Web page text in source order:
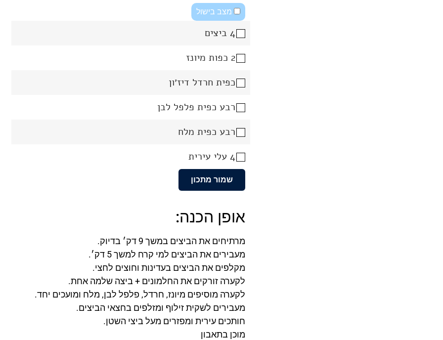
מצב בישול
4 ביצים
2 כפות מיונז
כפית חרדל דיז׳ון
רבע כפית פלפל לבן
רבע כפית מלח
4 עלי עירית
שמור מתכון
אופן הכנה:
מרתיחים את הביצים במשך 9 דק׳ בדיוק.
מעבירים את הביצים למי קרח למשך 5 דק׳.
מקלפים את הביצים בעדינות וחוצים לחצי.
לקערה זורקים את החלמונים + ביצה שלמה אחת.
לקערה מוסיפים מיונז, חרדל, פלפל לבן, מלח ומועכים יחד.
מעבירים לשקית זילוף ומזלפים בחצאי הביצים.
חותכים עירית ומפזרים מעל ביצי השטן.
מוכן בתאבון